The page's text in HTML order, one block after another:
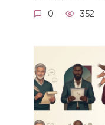
0 352